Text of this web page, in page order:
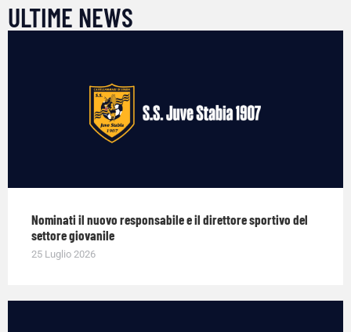
ULTIME NEWS
Nominati il nuovo responsabile e il direttore sportivo del
settore giovanile
25 Luglio 2026